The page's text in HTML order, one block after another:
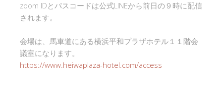
zoom IDとパスコードは公式LINEから前日の９時に配信
されます。
会場は、馬車道にある横浜平和プラザホテル１１階会
議室になります。
https://www.heiwaplaza-hotel.com/access